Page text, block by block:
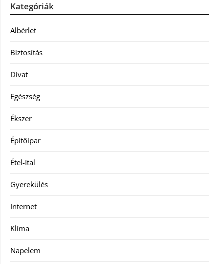
Kategóriák
Albérlet
Biztosítás
Divat
Egészség
Ékszer
Építőipar
Étel-Ital
Gyerekülés
Internet
Klíma
Napelem